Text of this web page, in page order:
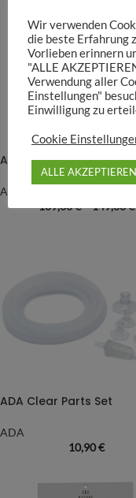
ADA Pollen Glass Beetle
ADA
109,00€–149,00€
ADA Clear Parts Set
ADA
10,90€
Wir verwenden
die beste Erfahrung
Vorlieben erinnern
"ALLE
Verwendung aller
Einstellungen"
Einwilligung zu
Cookie
ALLE AKZEPTIEREN